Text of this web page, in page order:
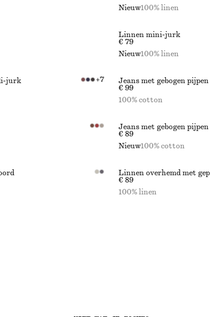
Nieuw100% linen
Linnen mini-jurk
€ 79
Nieuw100% linen
jurk
+7
Jeans met gebogen pijpen
€ 99
100% cotton
Jeans met gebogen pijpen
€ 89
Nieuw100% cotton
Linnen overhemd met
€ 89
100% linen